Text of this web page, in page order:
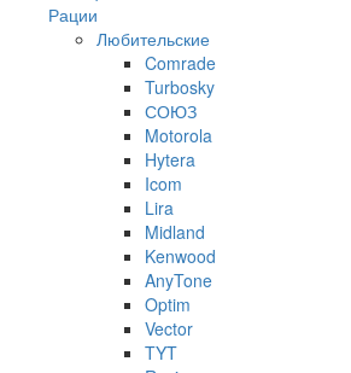
Рации
Любительские
Comrade
Turbosky
СОЮЗ
Motorola
Hytera
Icom
Lira
Midland
Kenwood
AnyTone
Optim
Vector
TYT